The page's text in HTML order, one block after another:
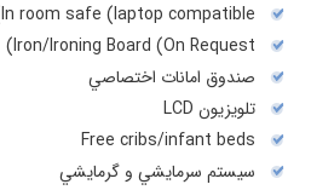
In room safe (laptop compatible)
Iron/Ironing Board (On Request)
صندوق امانات اختصاصي
تلويزيون LCD
Free cribs/infant beds
سيستم سرمايشي و گرمايشي